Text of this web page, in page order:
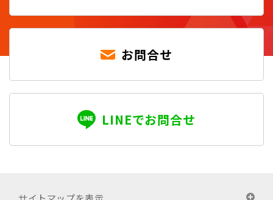
お問合せ
LINEでお問合せ